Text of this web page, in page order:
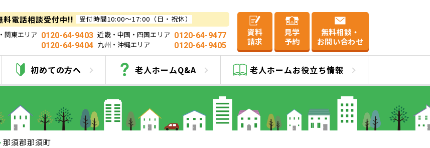
料電話相談受付中!!
受付時間10:00～17:00（日・祝休）
関東エリア 0120-64-9403 近畿・中国・四国エリア 0120-64-9477
0120-64-9404 九州・沖縄エリア 0120-64-9405
資料
請求
見学
予約
無料相談・
お問い合わせ
初めての方へ 老人ホームQ&A 老人ホームお役立ち情報
町の有料老人ホーム一覧
那須郡那須町